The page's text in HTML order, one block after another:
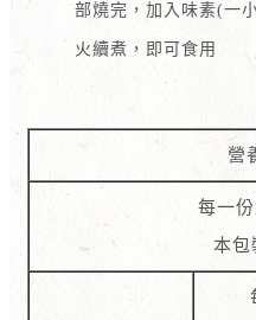
部燒完，加入味素(一
火續煮，即可食用
營
每一
本包